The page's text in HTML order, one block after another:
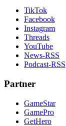
TikTok
Facebook
Instagram
Threads
YouTube
News-RSS
Podcast-RSS
Partner
GameStar
GamePro
GetHero